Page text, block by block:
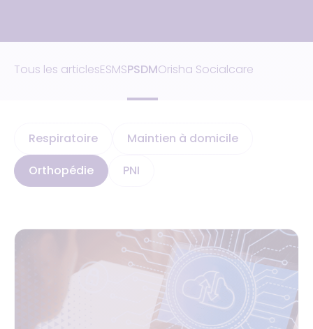
Tous les articlesESMSPSDMOrisha Socialcare
Respiratoire
Maintien à domicile
Orthopédie
PNI